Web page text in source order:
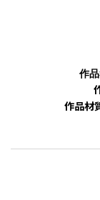
作品
作品材